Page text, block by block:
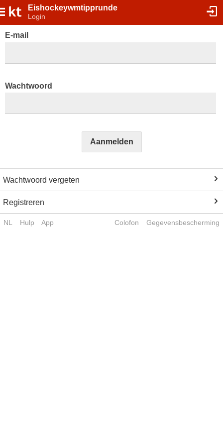
Eishockeywmtipprunde
Login
E-mail
Wachtwoord
Aanmelden
Wachtwoord vergeten
Registreren
NL Hulp App Colofon Gegevensbescherming